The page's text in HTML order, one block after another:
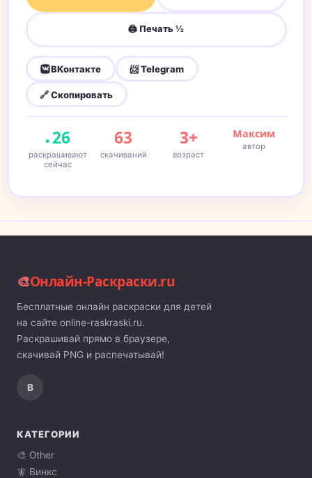
🖨 Печать ½
ВКонтакте 📨 Telegram
🔗 Скопировать
26
раскрашивают
сейчас
63
скачиваний
3+
возраст
Максим
автор
🎨Онлайн-Раскраски.ru
Бесплатные онлайн раскраски для детей
на сайте online-raskraski.ru.
Раскрашивай прямо в браузере,
скачивай PNG и распечатывай!
В
КАТЕГОРИИ
🎨 Other
🧚 Винкс